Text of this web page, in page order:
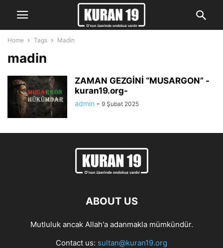
Home Tags Madin
madin
ZAMAN GEZGİNİ “MUSARGON” -
kuran19.org-
admin - 9 Şubat 2025
ABOUT US
Mutluluk ancak Allah'a adanmakla mümkündür.
Contact us: sultan@kuran19.org